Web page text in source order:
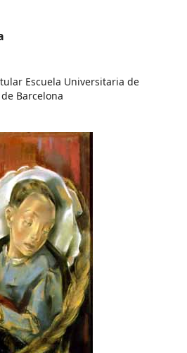
Escuela Universitaria de
Barcelona